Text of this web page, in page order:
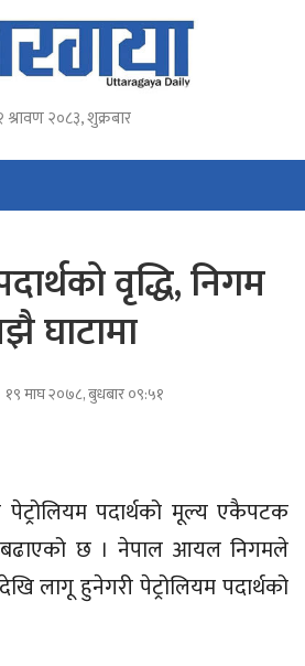
श्रावण २०८३, शुक्रबार
वृद्धि, निगम
घाटामा
१९ माघ २०७८, बुधबार ०९:५१
पदार्थको मूल्य एकैपटक
बढाएको छ । नेपाल आयल निगमले
लागू हुनेगरी पेट्रोलियम पदार्थको